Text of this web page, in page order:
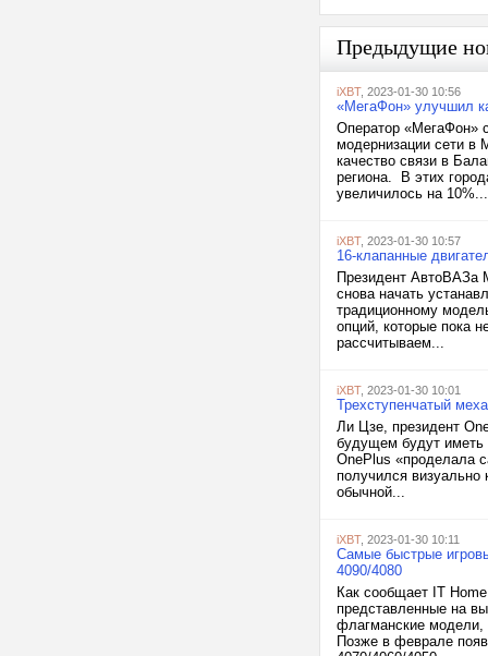
Предыдущие
iXBT, 2023-01-30 10:56
«МегаФон» улучшил
Оператор «МегаФон»
модернизации сети в
качество связи в
региона. В этих
увеличилось на
iXBT, 2023-01-30 10:57
16-клапанные
Президент АвтоВАЗа
снова начать
традиционному
опций, которые пока
рассчитываем...
iXBT, 2023-01-30 10:01
Трехступенчатый
Ли Цзе, президент
будущем будут иметь
OnePlus «проделала
получился
обычной...
iXBT, 2023-01-30 10:11
Самые быстрые
4090/4080
Как сообщает IT
представленные на
флагманские модели,
Позже в феврале